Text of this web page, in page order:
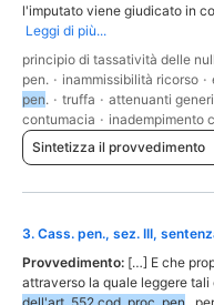
l'imputato viene giudicato in
Leggi di più...
principio di tassatività delle
pen. · inammissibilità ricorso ·
pen. · truffa · attenuanti
contumacia · inadempimento
Sintetizza il provvedimento
3. Cass. pen., sez. III,
Provvedimento: […] E che
attraverso la quale leggere